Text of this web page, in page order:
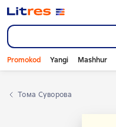
Promokod Yangi Mashhur
Тома Суворова